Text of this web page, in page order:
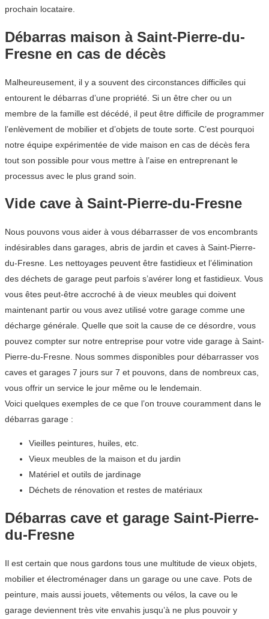
prochain locataire.
Débarras maison à Saint-Pierre-du-
Fresne en cas de décès
Malheureusement, il y a souvent des circonstances difficiles qui
entourent le débarras d’une propriété. Si un être cher ou un
membre de la famille est décédé, il peut être difficile de programmer
l’enlèvement de mobilier et d’objets de toute sorte. C’est pourquoi
notre équipe expérimentée de vide maison en cas de décès fera
tout son possible pour vous mettre à l’aise en entreprenant le
processus avec le plus grand soin.
Vide cave à Saint-Pierre-du-Fresne
Nous pouvons vous aider à vous débarrasser de vos encombrants
indésirables dans garages, abris de jardin et caves à Saint-Pierre-
du-Fresne. Les nettoyages peuvent être fastidieux et l’élimination
des déchets de garage peut parfois s’avérer long et fastidieux. Vous
vous êtes peut-être accroché à de vieux meubles qui doivent
maintenant partir ou vous avez utilisé votre garage comme une
décharge générale. Quelle que soit la cause de ce désordre, vous
pouvez compter sur notre entreprise pour votre vide garage à Saint-
Pierre-du-Fresne. Nous sommes disponibles pour débarrasser vos
caves et garages 7 jours sur 7 et pouvons, dans de nombreux cas,
vous offrir un service le jour même ou le lendemain.
Voici quelques exemples de ce que l’on trouve couramment dans le
débarras garage :
Vieilles peintures, huiles, etc.
Vieux meubles de la maison et du jardin
Matériel et outils de jardinage
Déchets de rénovation et restes de matériaux
Débarras cave et garage Saint-Pierre-
du-Fresne
Il est certain que nous gardons tous une multitude de vieux objets,
mobilier et électroménager dans un garage ou une cave. Pots de
peinture, mais aussi jouets, vêtements ou vélos, la cave ou le
garage deviennent très vite envahis jusqu’à ne plus pouvoir y